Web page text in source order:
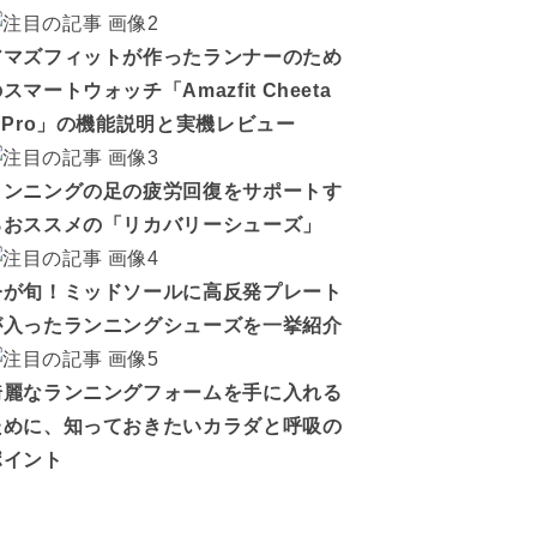
ズフィットが作ったランナーのため
スマートウォッチ「Amazfit Cheeta
」の機能説明と実機レビュー
ニングの足の疲労回復をサポートす
ススメの「リカバリーシューズ」
旬！ミッドソールに高反発プレート
ったランニングシューズを一挙紹介
なランニングフォームを手に入れる
に、知っておきたいカラダと呼吸の
ント